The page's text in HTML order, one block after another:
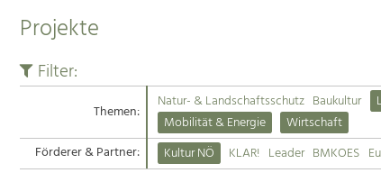
Projekte
Filter:
Themen: Natur- & Landschaftsschutz Baukultur
Mobilität & Energie
Wirtschaft
Förderer & Partner:
Kultur NÖ KLAR! Leader BMKOES